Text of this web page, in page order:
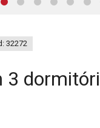
32272
3